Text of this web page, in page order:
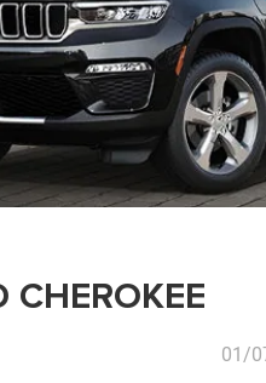
01/